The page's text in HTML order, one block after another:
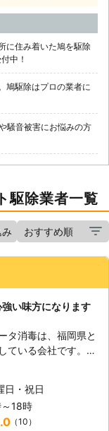
に住み着いた鳩を駆除
中！
鳩駆除はプロの業者に
騒音被害にお悩みの方
駆除業者一覧
い味方になります
タ消毒は、福岡県と
ている会社です。ハ
の方は見えません
判断でハト駆除に対
トによる被害報
生した事により、
ある洗濯物が鳩の羽
日・祝日
18時
（10）